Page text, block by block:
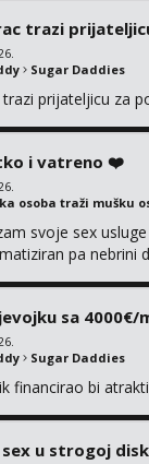
trazi
Sugar Daddies
prijateljicu za
i vatreno ❤️
osoba traži mušku
svoje sex
pa nebrini
sa 4000€/
Sugar Daddies
financirao bi
u strogoj